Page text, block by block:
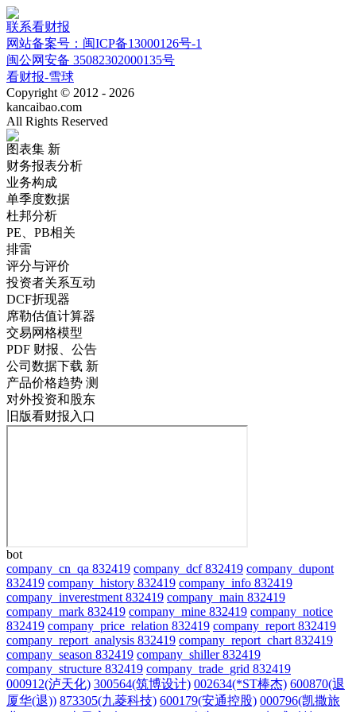
联系看财报
网站备案号：闽ICP备13000126号-1
闽公网安备 35082302000135号
看财报-雪球
Copyright © 2012 - 2026
kancaibao.com
All Rights Reserved
图表集 新
财务报表分析
业务构成
单季度数据
杜邦分析
PE、PB相关
排雷
评分与评价
投资者关系互动
DCF折现器
席勒估值计算器
交易网格模型
PDF 财报、公告
公司数据下载 新
产品价格趋势 测
对外投资和股东
旧版看财报入口
bot
company_cn_qa 832419 company_dcf 832419 company_dupont
832419 company_history 832419 company_info 832419
company_inverestment 832419 company_main 832419
company_mark 832419 company_mine 832419 company_notice
832419 company_price_relation 832419 company_report 832419
company_report_analysis 832419 company_report_chart 832419
company_season 832419 company_shiller 832419
company_structure 832419 company_trade_grid 832419
000912(泸天化) 300564(筑博设计) 002634(*ST棒杰) 600870(退
厦华(退)) 873305(九菱科技) 600179(安通控股) 000796(凯撒旅